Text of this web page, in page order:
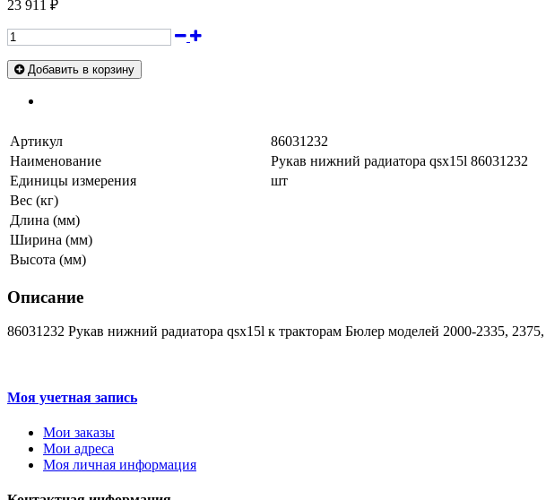
23 911 ₽
Добавить в корзину
Артикул
86031232
Наименование
Рукав нижний радиатора qsx15l 86031232
Единицы измерения
шт
Вес (кг)
Длина (мм)
Ширина (мм)
Высота (мм)
Описание
86031232 Рукав нижний радиатора qsx15l к тракторам Бюлер моделей 2000-2335,
Моя учетная запись
Мои заказы
Мои адреса
Моя личная информация